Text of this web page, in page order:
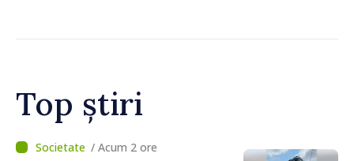
Top știri
/ Acum 2 ore